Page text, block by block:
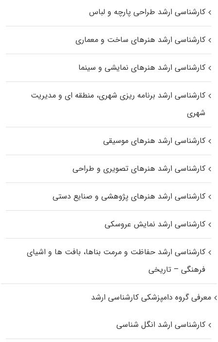
کارشناسی ارشد طراحی پارچه و لباس
کارشناسی ارشد هنرهای ساخت و معماری
کارشناسی ارشد هنرهای نمایشی و سینما
کارشناسی ارشد برنامه ریزی شهری، منطقه‌ ای و مدیریت
شهری
کارشناسی ارشد هنرهای موسیقی
کارشناسی ارشد هنرهای تصویری و طراحی
کارشناسی ارشد هنرهای پژوهشی و صنایع دستی
کارشناسی ارشد نمایش عروسکی
کارشناسی ارشد حفاظت و مرمت بناها، بافت‌ ها و اشیای
فرهنگی – تاریخی
معرفی گروه دامپزشکی کارشناسی ارشد
کارشناسی ارشد انگل شناسی